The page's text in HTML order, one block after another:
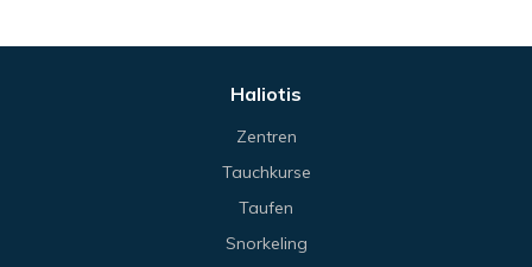
Haliotis
Zentren
Tauchkurse
Taufen
Snorkeling